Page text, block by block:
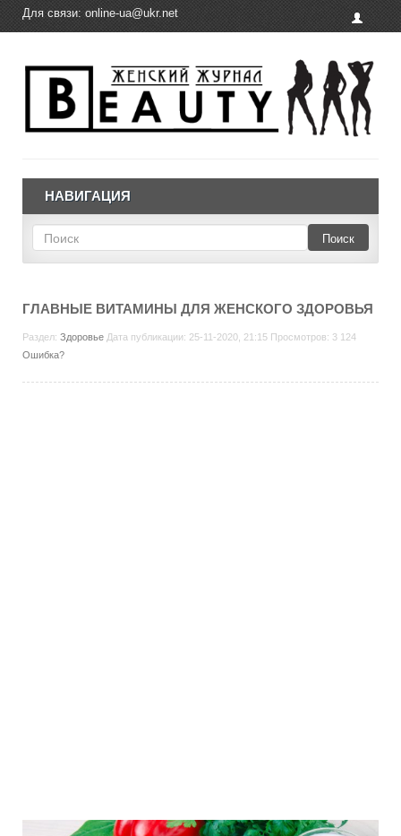
Для связи: online-ua@ukr.net
НАВИГАЦИЯ
Поиск
ГЛАВНЫЕ ВИТАМИНЫ ДЛЯ ЖЕНСКОГО ЗДОРОВЬЯ
Раздел: Здоровье Дата публикации: 25-11-2020, 21:15 Просмотров: 3 124
Ошибка?